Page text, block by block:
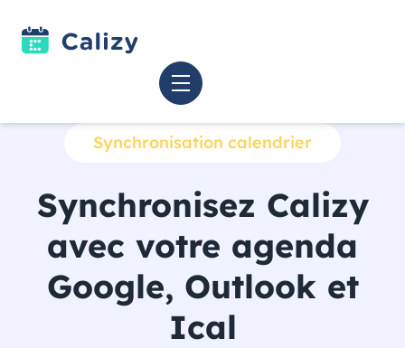
Synchronisation calendrier
Synchronisez Calizy
avec votre agenda
Google, Outlook et
Ical